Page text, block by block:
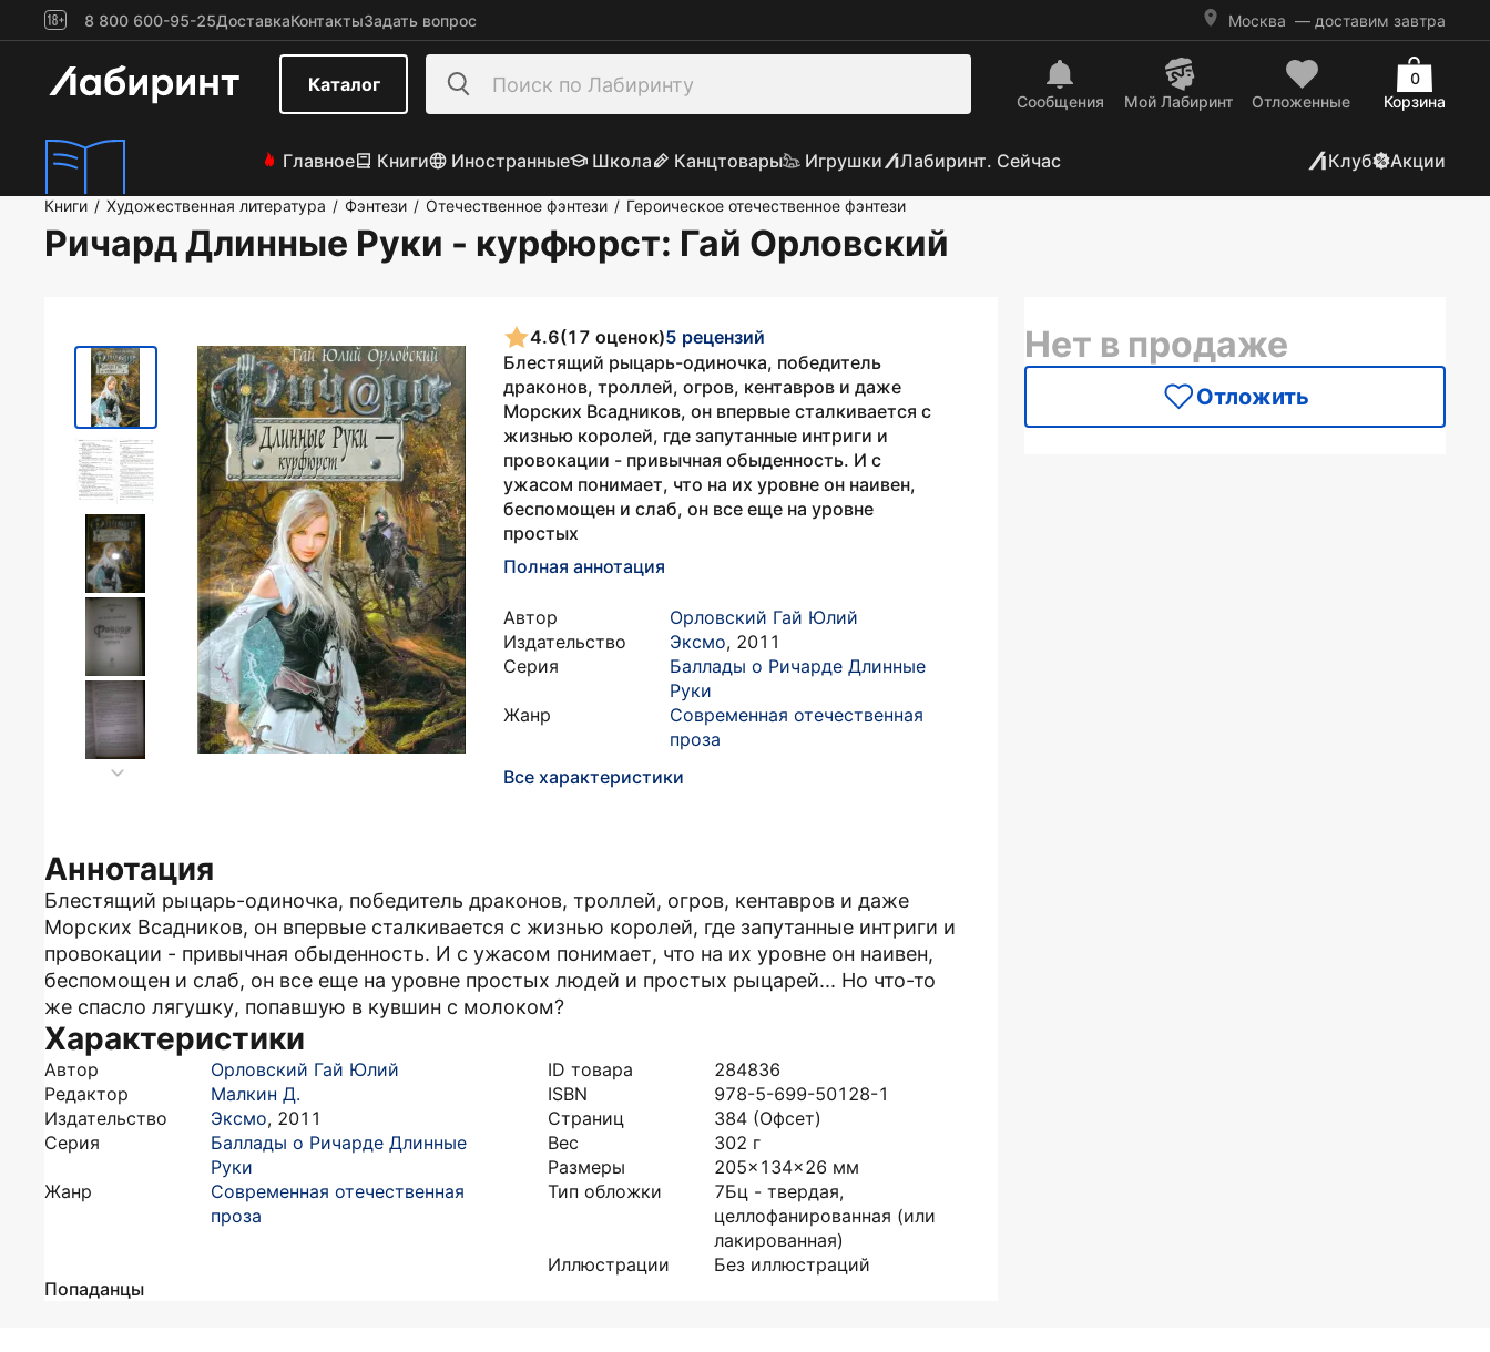
8 800 600-95-25ДоставкаКонтактыЗадать вопрос Москва — доставим завтра
Каталог
Сообщения Mой Лабиринт Отложенные Корзина
0
Главное Книги Иностранные Школа Канцтовары Игрушки Лабиринт. Сейчас Клуб Акции
Книги / Художественная литература / Фэнтези / Отечественное фэнтези / Героическое отечественное фэнтези
Ричард Длинные Руки - курфюрст: Гай Орловский
4.6(17 оценок)5 рецензий
Блестящий рыцарь-одиночка, победитель
драконов, троллей, огров, кентавров и даже
Морских Всадников, он впервые сталкивается с
жизнью королей, где запутанные интриги и
провокации - привычная обыденность. И с
ужасом понимает, что на их уровне он наивен,
беспомощен и слаб, он все еще на уровне
простых
Полная аннотация
Автор
Орловский Гай Юлий
Издательство
Эксмо, 2011
Серия
Баллады о Ричарде Длинные
Руки
Жанр
Современная отечественная
проза
Все характеристики
Аннотация
Блестящий рыцарь-одиночка, победитель драконов, троллей, огров, кентавров и даже
Морских Всадников, он впервые сталкивается с жизнью королей, где запутанные интриги и
провокации - привычная обыденность. И с ужасом понимает, что на их уровне он наивен,
беспомощен и слаб, он все еще на уровне простых людей и простых рыцарей... Но что-то
же спасло лягушку, попавшую в кувшин с молоком?
Характеристики
Автор
Орловский Гай Юлий
Редактор
Малкин Д.
Издательство
Эксмо, 2011
Серия
Баллады о Ричарде Длинные
Руки
Жанр
Современная отечественная
проза
ID товара
284836
ISBN
978-5-699-50128-1
Страниц
384 (Офсет)
Вес
302 г
Размеры
205x134x26 мм
Тип обложки
7Бц - твердая,
целлофанированная (или
лакированная)
Иллюстрации
Без иллюстраций
Попаданцы
Нет в продаже
Отложить